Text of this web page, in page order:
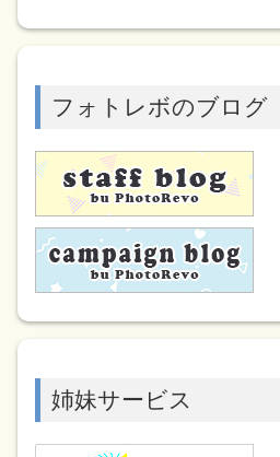
フォトレボのブログ
姉妹サービス